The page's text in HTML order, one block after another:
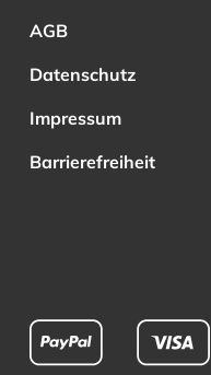
AGB
Datenschutz
Impressum
Barrierefreiheit